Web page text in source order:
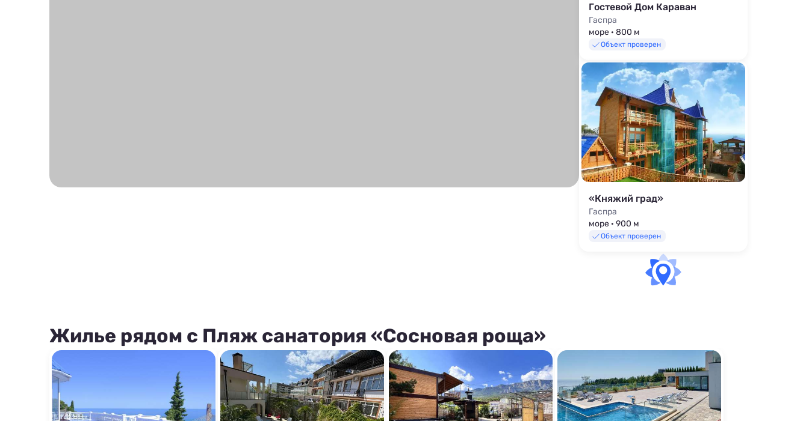
Гостевой Дом Караван
Гаспра
море · 800 м
Объект проверен
«Княжий град»
Гаспра
море · 900 м
Объект проверен
Жилье рядом с Пляж санатория «Сосновая роща»